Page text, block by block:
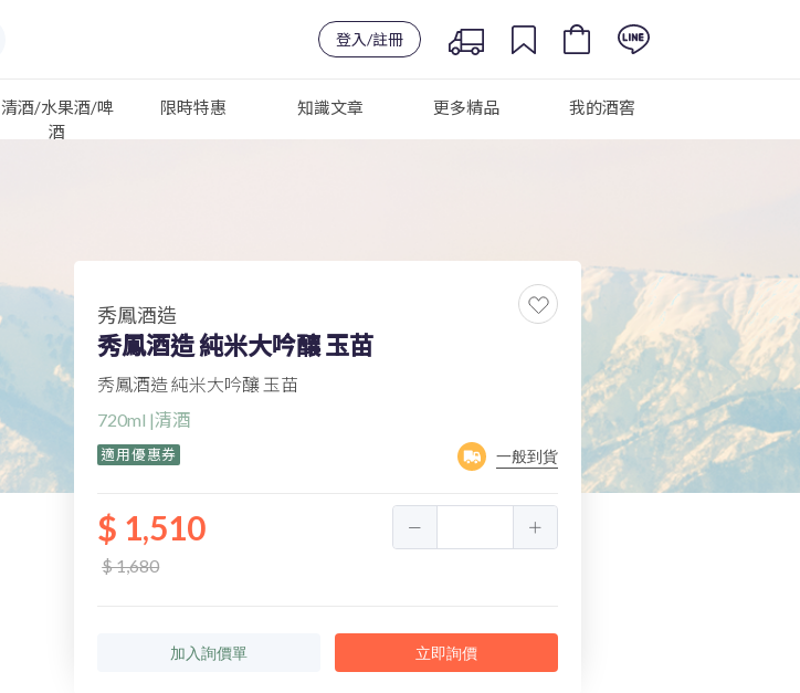
登入/註冊
清酒/水果酒/啤
酒
限時特惠 知識文章 更多精品 我的酒窖
秀鳳酒造
秀鳳酒造 純米大吟釀 玉苗
秀鳳酒造 純米大吟釀 玉苗
720ml |清酒
適用優惠券 一般到貨
$ 1,510
$ 1,680
加入詢價單 立即詢價